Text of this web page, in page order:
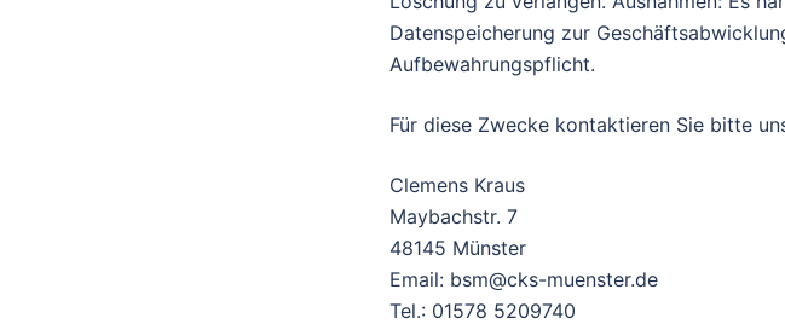
Datenspeicherung zur
Aufbewahrungspflicht.
Für diese Zwecke kontaktieren Sie bitte
Clemens Kraus
Maybachstr. 7
48145 Münster
Email: bsm@cks-muenster.de
Tel.: 01578 5209740